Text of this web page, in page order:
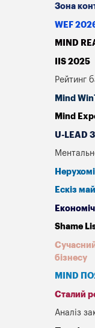
Зона
WEF
MIND
IIS 2025
Рейтинг
Mind
Mind
U-LEAD
Ескіз
Shame
бізнесу
MIND
Сталий
Аналіз